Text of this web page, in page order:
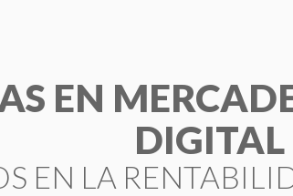
EN
DIGITAL
EN LA